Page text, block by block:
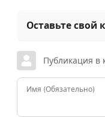
Оставьте свой
Публикация в
Имя (Обязательно)